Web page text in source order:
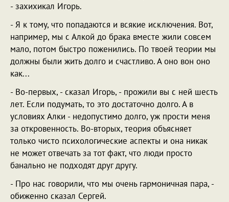
- захихикал Игорь.
- Я к тому, что попадаются и всякие исключения. Вот,
например, мы с Алкой до брака вместе жили совсем
мало, потом быстро поженились. По твоей теории мы
должны были жить долго и счастливо. А оно вон оно
как...
- Во-первых, - сказал Игорь, - прожили вы с ней шесть
лет. Если подумать, то это достаточно долго. А в
условиях Алки - недопустимо долго, уж прости меня
за откровенность. Во-вторых, теория объясняет
только чисто психологические аспекты и она никак
не может отвечать за тот факт, что люди просто
банально не подходят друг другу.
- Про нас говорили, что мы очень гармоничная пара, -
обиженно сказал Сергей.